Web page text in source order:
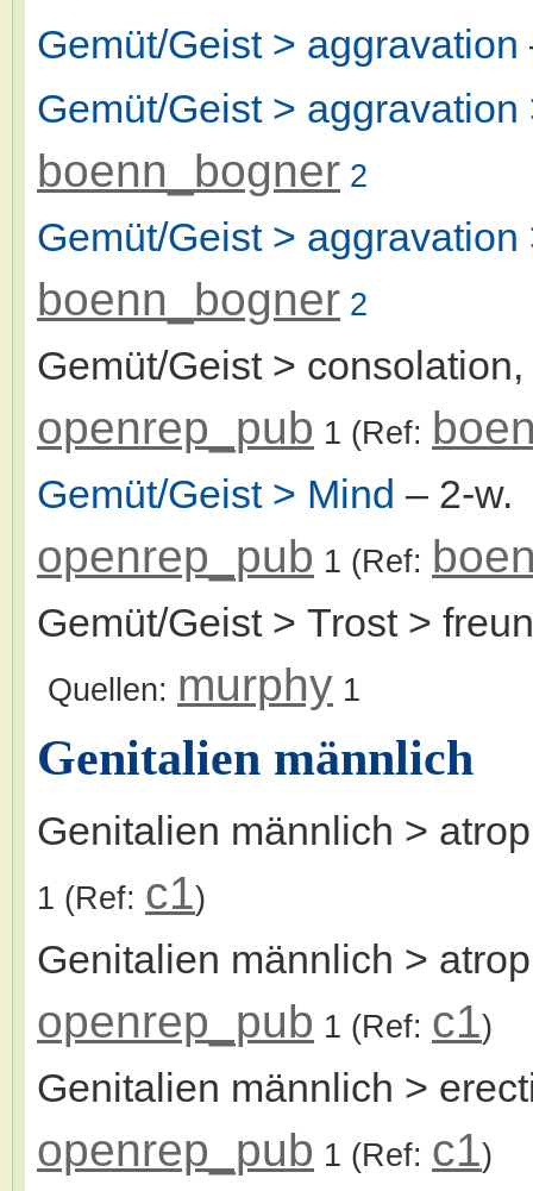
Gemüt/Geist > aggravation
Gemüt/Geist >
boenn_bogner 2
Gemüt/Geist > aggravation
boenn_bogner 2
Gemüt/Geist >
openrep_pub 1 (Ref:
Gemüt/Geist > Mind – 2-w.
openrep_pub 1 (Ref:
Gemüt/Geist > Trost >
Quellen: murphy 1
Genitalien männlich
Genitalien männlich >
1 (Ref: c1)
Genitalien männlich >
openrep_pub 1 (Ref: c1)
Genitalien männlich >
openrep_pub 1 (Ref: c1)